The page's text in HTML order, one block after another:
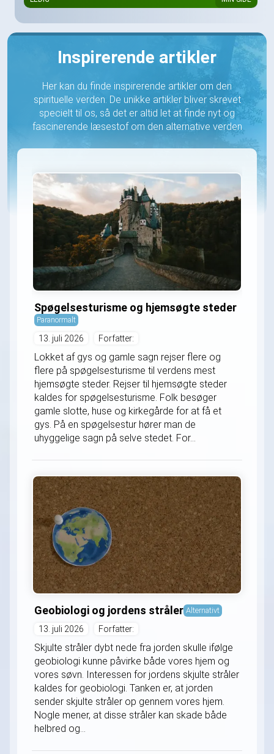
Inspirerende artikler
Her kan du finde inspirerende artikler om den
spirituelle verden. De unikke artikler bliver skrevet
specielt til os, så det er altid let at finde nyt og
fascinerende læsestof om den alternative verden
Spøgelsesturisme og hjemsøgte steder
Paranormalt
13. juli 2026 Forfatter:
Lokket af gys og gamle sagn rejser flere og
flere på spøgelsesturisme til verdens mest
hjemsøgte steder. Rejser til hjemsøgte steder
kaldes for spøgelsesturisme. Folk besøger
gamle slotte, huse og kirkegårde for at få et
gys. På en spøgelsestur hører man de
uhyggelige sagn på selve stedet. For...
Geobiologi og jordens stråler Alternativt
13. juli 2026 Forfatter:
Skjulte stråler dybt nede fra jorden skulle ifølge
geobiologi kunne påvirke både vores hjem og
vores søvn. Interessen for jordens skjulte stråler
kaldes for geobiologi. Tanken er, at jorden
sender skjulte stråler op gennem vores hjem.
Nogle mener, at disse stråler kan skade både
helbred og...